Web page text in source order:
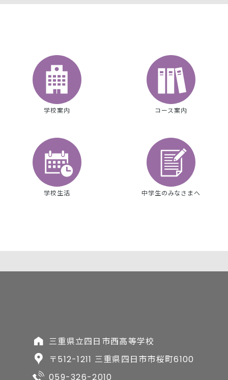
学校案内 コース案内
学校生活 中学生のみなさまへ
三重県立四日市西高等学校
〒512-1211 三重県四日市市桜町6100
059-326-2010